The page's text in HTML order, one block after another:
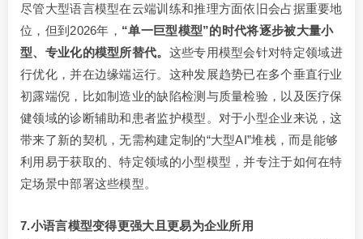
尽管大型语言模型在云端训练和推理方面依旧会占据重要地
位，但到2026年， “单一巨型模型”的时代将逐步被大量小
型、专业化的模型所替代。 这些专用模型会针对特定领域进
行优化，并在边缘端运行。这种发展趋势已在多个垂直行业
初露端倪，比如制造业的缺陷检测与质量检验，以及医疗保
健领域的诊断辅助和患者监护模型。对于小型企业来说，这
带来了新的契机，无需构建定制的“大型AI”堆栈，而是能够
利用易于获取的、特定领域的小型模型，并专注于如何在特
定场景中部署这些模型。
7.小语言模型变得更强大且更易为企业所用